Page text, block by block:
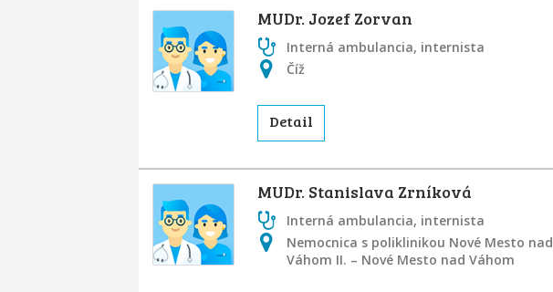
MUDr. Jozef Zorvan
Interná ambulancia, internista
Číž
Detail
MUDr. Stanislava Zrníková
Interná ambulancia, internista
Nemocnica s poliklinikou Nové Mesto nad
Váhom II. – Nové Mesto nad Váhom